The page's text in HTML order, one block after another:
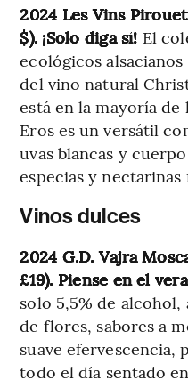
2024 Les Vins
$). ¡Solo diga sí! El
ecológicos
del vino natural
está en la mayoría de
Eros es un versátil
uvas blancas y
especias y nectarinas
Vinos dulces
2024 G.D. Vajra
£19). Piense en el
solo 5,5% de
de flores, sabores a
suave efervescencia,
todo el día sentado